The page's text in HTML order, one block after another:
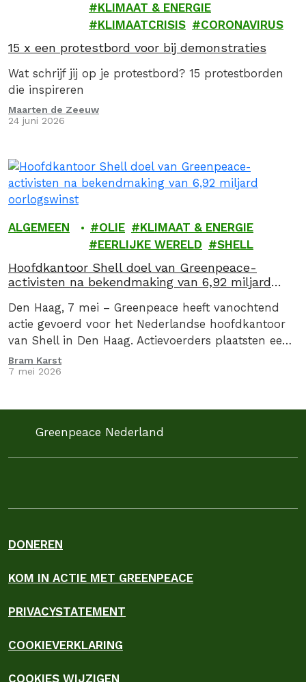
KLIMAAT & ENERGIE
KLIMAATCRISIS
CORONAVIRUS
15 x een protestbord voor bij demonstraties
Wat schrijf jij op je protestbord? 15 protestborden
die inspireren
Maarten de Zeeuw
24 juni 2026
ALGEMEEN OLIE
KLIMAAT & ENERGIE
EERLIJKE WERELD
SHELL
Hoofdkantoor Shell doel van Greenpeace-
activisten na bekendmaking van 6,92 miljard
Den Haag, 7 mei – Greenpeace heeft vanochtend
actie gevoerd voor het Nederlandse hoofdkantoor
van Shell in Den Haag. Actievoerders plaatsten een
drie meter hoge zuil met daarop de oorlogswinst…
Bram Karst
7 mei 2026
Greenpeace Nederland
DONEREN
KOM IN ACTIE MET GREENPEACE
PRIVACYSTATEMENT
COOKIEVERKLARING
COOKIES WIJZIGEN